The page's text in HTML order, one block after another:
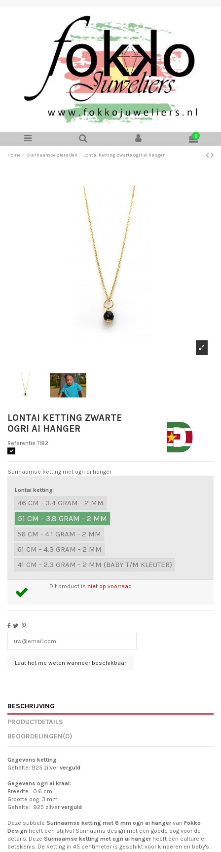
0
Home Surinaamse sieraden Lontai ketting zwarte ogri ai hanger
LONTAI KETTING ZWARTE
OGRI AI HANGER
Referentie 1182
Surinaamse ketting met ogri ai hanger
Lontai ketting
46 CM - 3.4 GRAM - 2 MM
51 CM - 3.8 GRAM - 2 MM
56 CM - 4.1 GRAM - 2 MM
61 CM - 4.3 GRAM - 2 MM
41 CM - 2.3 GRAM - 2 MM (BABY T/M KLEUTER)
Dit product is niet op voorraad.
BESCHRIJVING
PRODUCTDETAILS
BEOORDELINGEN(0)
Gegevens ketting
Gehalte: 925 zilver verguld
Gegevens ogri ai kraal:
Breedte: 0.6 cm
Grootte oog: 3 mm
Gehalte: 925 zilver verguld
Deze subtiele Surinaamse ketting met 6 mm ogri ai hangervan Fokko
Design heeft een stijlvol Surinaams design met een goede oog voor de
details. Deze Surinaamse ketting met ogri ai hanger heeft een culturele
betekenis. De ketting in 45 centimeter is geschikt voor kinderen en baby's.